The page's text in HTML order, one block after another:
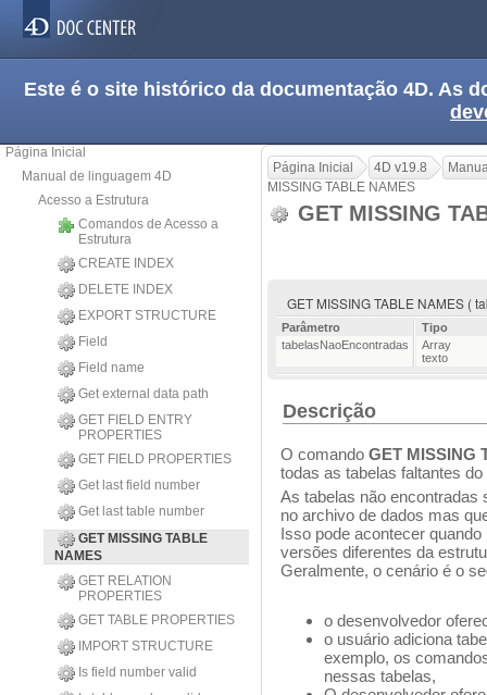
Este é o site histórico da documentação 4D. As
Página Inicial
Manual de linguagem 4D
Acesso a Estrutura
Comandos de Acesso a
Estrutura
CREATE INDEX
DELETE INDEX
EXPORT STRUCTURE
Field
Field name
Get external data path
GET FIELD ENTRY
PROPERTIES
GET FIELD PROPERTIES
Get last field number
Get last table number
GET MISSING TABLE
NAMES
GET RELATION
PROPERTIES
GET TABLE PROPERTIES
IMPORT STRUCTURE
Is field number valid
Página Inicial 4D v19.8
MISSING TABLE NAMES
GET MISSING
GET MISSING TABLE NAMES (
Parâmetro
Tipo
tabelasNaoEncontradas
Array
texto
Descrição
O comando GET MISSING
todas as tabelas faltantes
As tabelas não encontradas
no archivo de dados mas
Isso pode acontecer
versões diferentes da
Geralmente, o cenário é o
o desenvolvedor
o usuário adiciona
exemplo, os
nessas tabelas,